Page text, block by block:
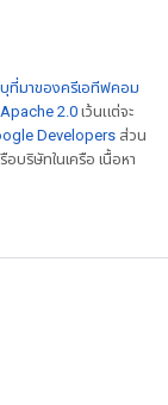
ที่มาของครีเอทีฟคอม
2.0เว้นแต่จะ
Developers ส่วน
บริษัทในเครือ เนื้อหา